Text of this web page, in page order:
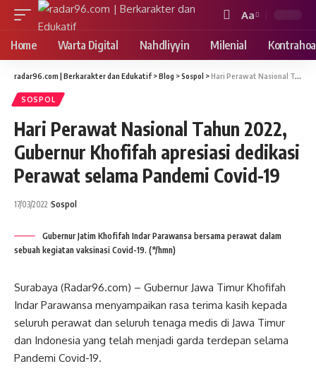
Font
Resizer
Aa
Home Warta Digital Nahdliyyin Milenial
radar96.com | Berkarakter dan Edukatif >Blog >Sospol >Hari Perawat Nasional Tahun 2022, Gubernur Khofifah apresiasi dedikasi Perawat selama Pandemi Covid-19
SOSPOL
Hari Perawat Nasional Tahun 2022,
Gubernur Khofifah apresiasi dedikasi
Perawat selama Pandemi Covid-19
17/03/2022 Sospol
Gubernur Jatim Khofifah Indar Parawansa bersama perawat dalam
sebuah kegiatan vaksinasi Covid-19. (*/hmn)
Surabaya (Radar96.com) – Gubernur Jawa Timur Khofifah
Indar Parawansa menyampaikan rasa terima kasih kepada
seluruh perawat dan seluruh tenaga medis di Jawa Timur
dan Indonesia yang telah menjadi garda terdepan selama
Pandemi Covid-19.